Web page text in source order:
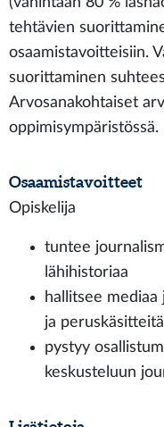
tehtävien
osaamistavoitteisiin.
suorittaminen
Arvosanakohtaiset
oppimisympäristössä.
Osaamistavoitteet
Opiskelija
tuntee
lähihistoriaa
hallitsee mediaa
ja peruskäsitteitä
pystyy
keskusteluun